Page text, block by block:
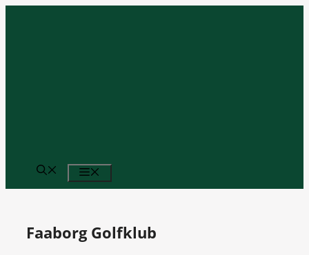
Faaborg Golfklub